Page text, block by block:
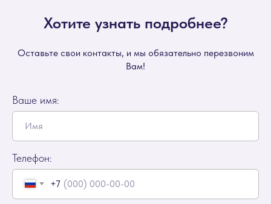
Хотите узнать подробнее?
Оставьте свои контакты, и мы обязательно перезвоним
Вам!
Ваше имя:
Телефон:
+7